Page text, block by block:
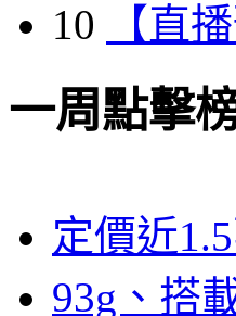
10
【直
一周點擊
定價近
93g、搭